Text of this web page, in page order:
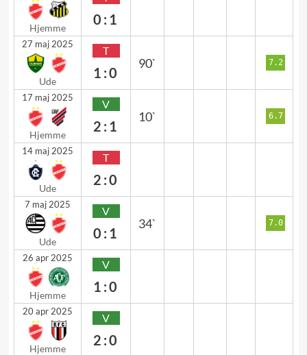
Hjemme
0:1
27 maj 2025
Ude
T
1:0
90` 7.2
17 maj 2025
Hjemme
V
2:1
10` 6.7
14 maj 2025
Ude
T
2:0
7 maj 2025
Ude
V
0:1
34` 7.0
26 apr 2025
Hjemme
V
1:0
20 apr 2025
Hjemme
V
2:0